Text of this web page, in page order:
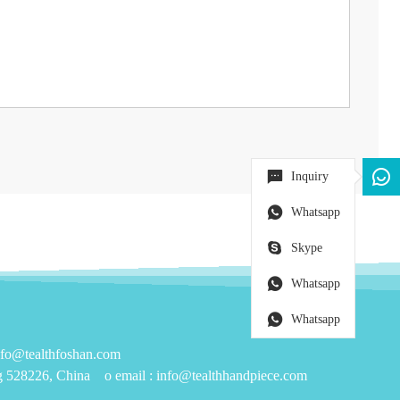
528226, China o email : info@tealthhandpiece.com
Inquiry
Whatsapp
Skype
Whatsapp
Whatsapp